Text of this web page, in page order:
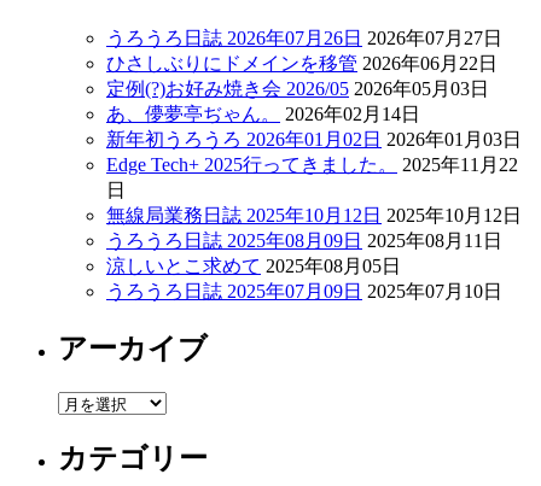
うろうろ日誌 2026年07月26日 2026年07月27日
ひさしぶりにドメインを移管 2026年06月22日
定例(?)お好み焼き会 2026/05 2026年05月03日
あ、儚夢亭ぢゃん。
2026年02月14日
新年初うろうろ 2026年01月02日 2026年01月03日
Edge Tech+ 2025行ってきました。
2025年11月22
日
無線局業務日誌 2025年10月12日 2025年10月12日
うろうろ日誌 2025年08月09日 2025年08月11日
涼しいとこ求めて 2025年08月05日
うろうろ日誌 2025年07月09日 2025年07月10日
アーカイブ
ア
カ
イ
カテゴリー